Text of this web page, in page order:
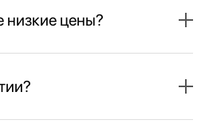
низкие цены?